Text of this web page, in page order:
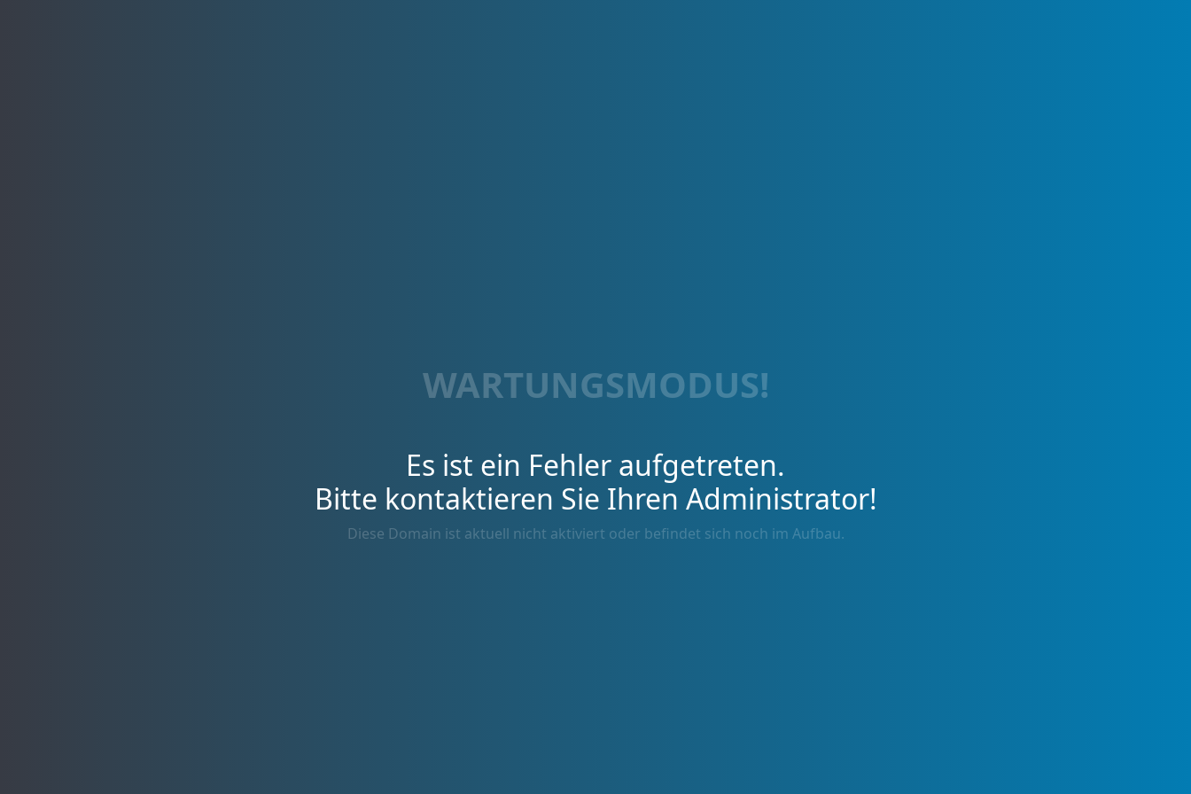
WARTUNGSMODUS!
Es ist ein Fehler aufgetreten.
Bitte kontaktieren Sie Ihren Administrator!
Diese Domain ist aktuell nicht aktiviert oder befindet sich noch im Aufbau.